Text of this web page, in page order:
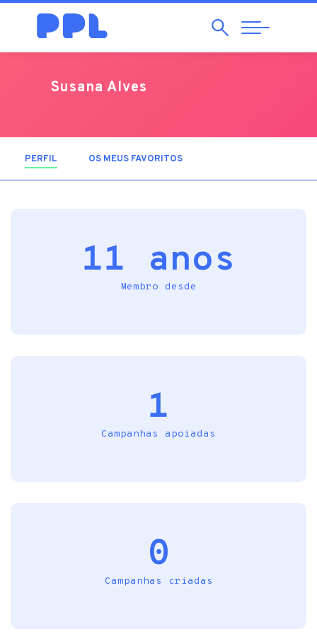
Pesquisar
Abrir
Navegação
Susana Alves
PERFIL (SEPARADOR ATIVO)
OS MEUS FAVORITOS
11 anos
Membro desde
1
Campanhas apoiadas
0
Campanhas criadas